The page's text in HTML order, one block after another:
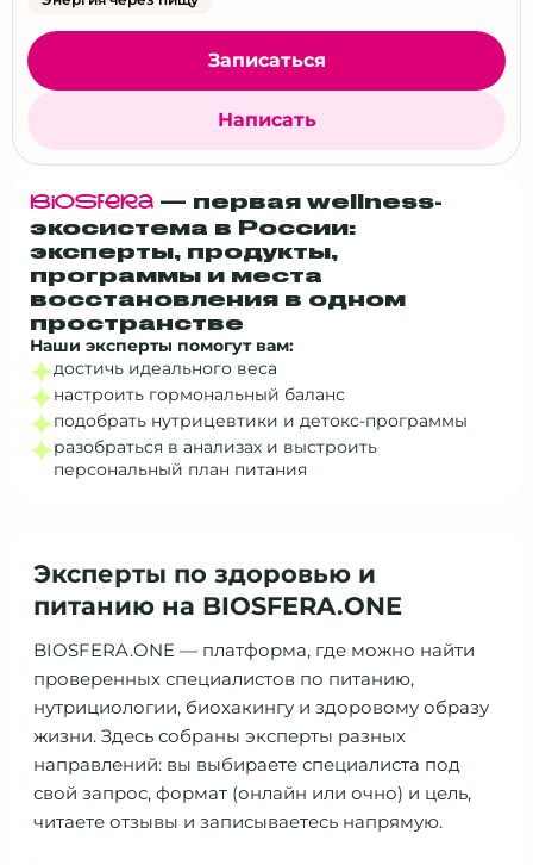
Записаться
Написать
BiOSfERa — первая wellness-
экосистема в России:
эксперты, продукты,
программы и места
восстановления в одном
пространстве
Наши эксперты помогут вам:
достичь идеального веса
настроить гормональный баланс
подобрать нутрицевтики и детокс‑программы
разобраться в анализах и выстроить
персональный план питания
Эксперты по здоровью и
питанию на BIOSFERA.ONE
BIOSFERA.ONE — платформа, где можно найти
проверенных специалистов по питанию,
нутрициологии, биохакингу и здоровому образу
жизни. Здесь собраны эксперты разных
направлений: вы выбираете специалиста под
свой запрос, формат (онлайн или очно) и цель,
читаете отзывы и записываетесь напрямую.